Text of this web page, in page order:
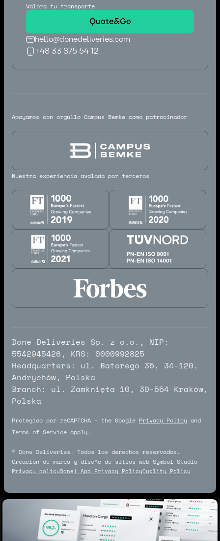
Valora tu transporte
Quote&Go
hello@donedeliveries.com
hello@donedeliveries.com
+48 33 875 54 12
Apoyamos con orgullo Campus Bemke como patrocinador
Nuestra experiencia avalada por terceros
Done Deliveries Sp. z o.o., NIP:
5542945426, KRS: 0000992825
Headquarters: ul. Batorego 35, 34-120,
Andrychów, Polska
Branch: ul. Zamknięta 10, 30-554 Kraków,
Polska
Protegido por reCAPTCHA - the Google Privacy Policy and
Terms of Service apply.
© Done Deliveries. Todos los derechos reservados.
Creación de marca y diseño de sitios web Symbol Studio
Privacy policyDone! App Privacy PolicyQuality Policy